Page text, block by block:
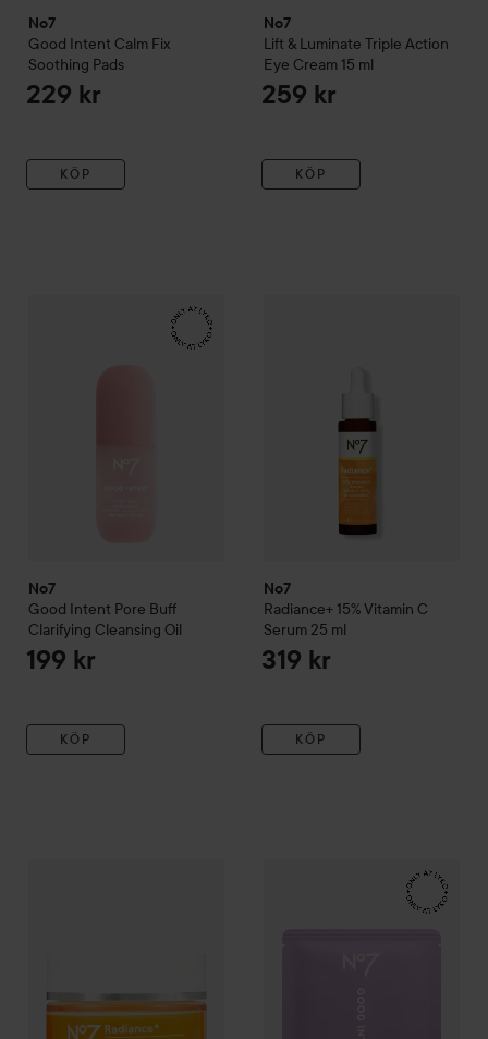
No7
Good Intent Calm Fix
Soothing Pads
229 kr
KÖP
No7
Lift & Luminate Triple Action
Eye Cream 15 ml
259 kr
KÖP
No7
Good Intent Pore Buff
Clarifying Cleansing Oil
199 kr
KÖP
Pore Buff Clarifying Cleansing Oil
No7
Radiance+ 15% Vitamin C
Serum 25 ml
319 kr
KÖP
229 kr
Jelly